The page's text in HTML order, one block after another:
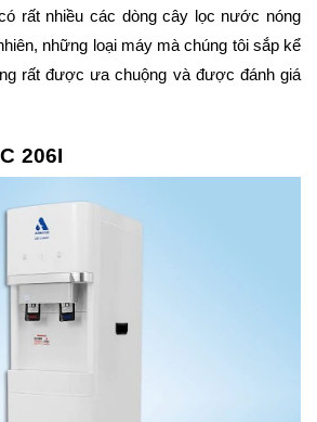
rất nhiều các dòng cây lọc nước nóng
những loại máy mà chúng tôi sắp kể
rất được ưa chuộng và được đánh giá
206I